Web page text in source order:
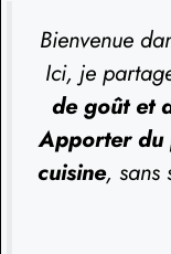
Bienvenue
Ici, je
de goût et
Apporter du
cuisine, sans